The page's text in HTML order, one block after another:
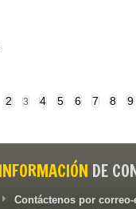
2 3 4 5 6 7 8 9
INFORMACIÓN DE
Contáctenos por